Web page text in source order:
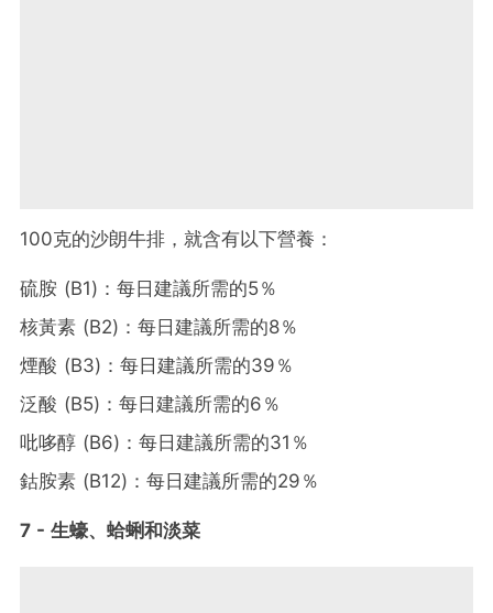
100克的沙朗牛排，就含有以下營養：
硫胺 (B1)：每日建議所需的5％
核黃素 (B2)：每日建議所需的8％
煙酸 (B3)：每日建議所需的39％
泛酸 (B5)：每日建議所需的6％
吡哆醇 (B6)：每日建議所需的31％
鈷胺素 (B12)：每日建議所需的29％
7 - 生蠔、蛤蜊和淡菜